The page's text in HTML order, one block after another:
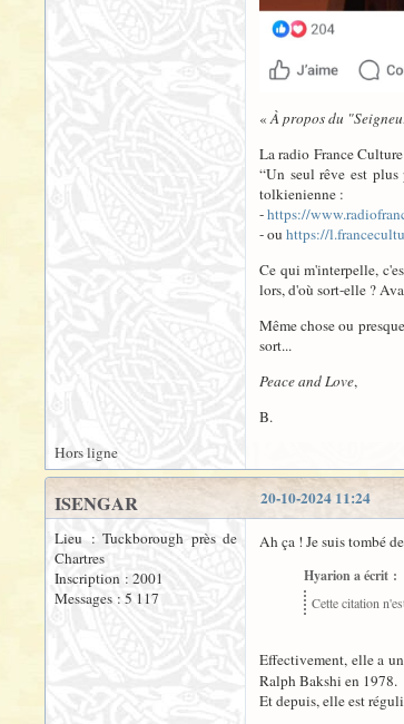
«À propos du
La radio France
“Un seul rêve est
tolkienienne :
-https://
- ou https://
Ce qui m'interpelle,
lors, d'où sort-elle ?
Même chose ou
sort...
Peace and Love,
B.
Hors ligne
20-10-2024 11:24
ISENGAR
Lieu : Tuckborough près de
Chartres
Inscription : 2001
Messages : 5 117
Ah ça ! Je suis tombé
Hyarion a écrit :
Cette citation
Effectivement, elle a
Ralph Bakshi en 1978.
Et depuis, elle est